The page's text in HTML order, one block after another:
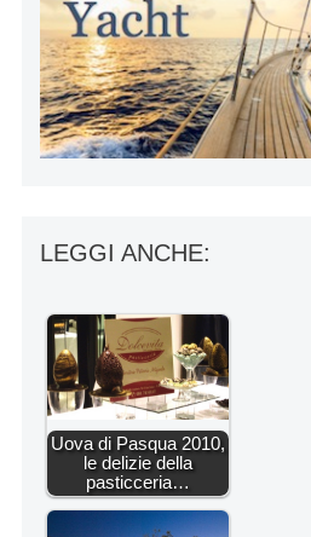
LEGGI ANCHE:
Uova di Pasqua 2010,
le delizie della
pasticceria…